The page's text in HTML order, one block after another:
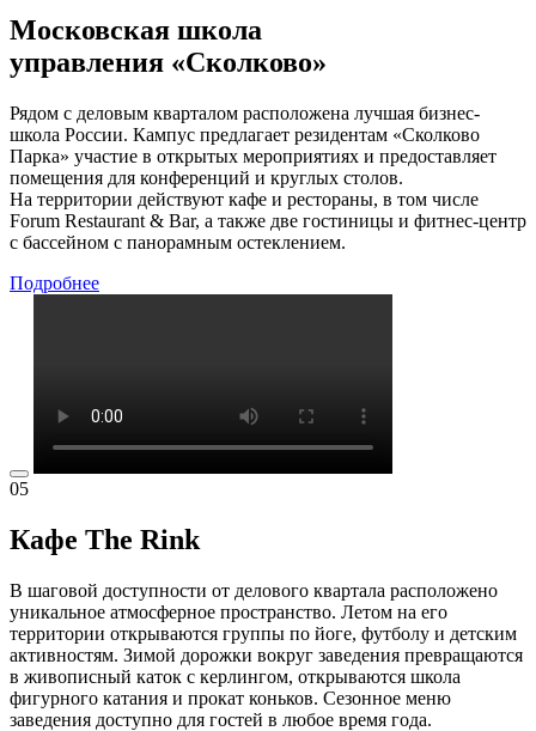
Московская школа
управления «Сколково»
Рядом с деловым кварталом расположена лучшая бизнес-
школа России. Кампус предлагает резидентам «Сколково
Парка» участие в открытых мероприятиях и предоставляет
помещения для конференций и круглых столов.
На территории действуют кафе и рестораны, в том числе
Forum Restaurant & Bar, а также две гостиницы и фитнес-центр
с бассейном с панорамным остеклением.
Подробнее
05
Кафе The Rink
В шаговой доступности от делового квартала расположено
уникальное атмосферное пространство. Летом на его
территории открываются группы по йоге, футболу и детским
активностям. Зимой дорожки вокруг заведения превращаются
в живописный каток с керлингом, открываются школа
фигурного катания и прокат коньков. Сезонное меню
заведения доступно для гостей в любое время года.